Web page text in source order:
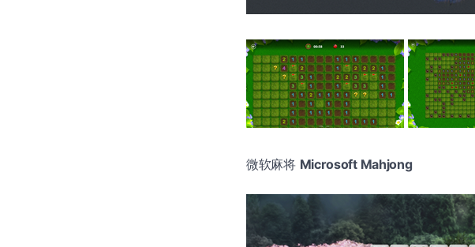
微软麻将 Microsoft Mahjong